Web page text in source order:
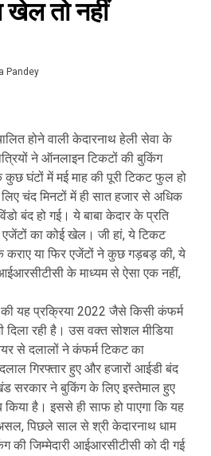
तो नहीं
Pandey
होने वाली केदारनाथ हेली सेवा के
ने ऑनलाइन टिकटों की बुकिंग
घंटों में मई माह की पूरी टिकट फुल हो
चंद मिनटों में ही सात हजार से अधिक
बंद हो गई। ये बाबा केदार के प्रति
एजेंटों का कोई खेल। जी हां, ये टिकट
कराए या फिर एजेंटों ने कुछ गड़बड़ की, ये
के माध्यम से ऐसा एक नहीं,
यह प्रक्रिया 2022 जैसे किसी कंफर्म
रही है। उस वक्त सोशल मीडिया
से दलालों ने कंफर्म टिकट का
गिरफ्तार हुए और हजारों आईडी बंद
सरकार ने बुकिंग के लिए इस्तेमाल हुए
है। इससे ही साफ हो पाएगा कि यह
पिछले साल से श्री केदारनाथ धाम
की जिम्मेदारी आईआरसीटीसी को दी गई